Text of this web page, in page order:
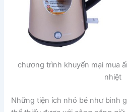
chương trình khuyến mại mua
nhiệt
Những tiện ích nhỏ bé như bình